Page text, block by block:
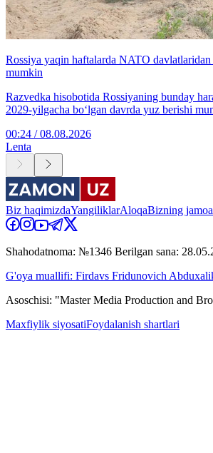
Rossiya yaqin haftalarda NATO
mumkin
Razvedka hisobotida Rossiyaning bunday
2029-yilgacha bo‘lgan davrda yuz berishi
00:24 / 08.08.2026
Lenta
Biz haqimizdaYangiliklarAloqaBizning jamoa
Shahodatnoma: №1346 Berilgan sana:
G'oya muallifi: Firdavs Fridunovich
Asoschisi: "Master Media Production and
Maxfiylik siyosatiFoydalanish shartlari